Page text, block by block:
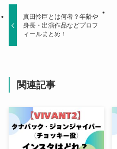
真田怜臣とは何者？年齢や
身長・出演作品などプロフ
ィールまとめ！
関連記事